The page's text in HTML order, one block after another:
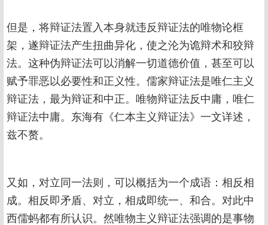
但是，将辩证法置入本身就违反辩证法的唯物论框
架，遂辩证法产生扭曲异化，使之沦为诡辩术和狡辩
法。这种伪辩证法可以消解一切道德价值，甚至可以
赋予罪恶以必要性和正义性。儒家辩证法是唯仁主义
辩证法，最为辩证和中正。唯物辩证法反中庸，唯仁
辩证法中庸。东海有《仁本主义辩证法》一文详述，
兹不赘。
又如，对立同一法则，可以概括为一个成语：相反相
成。相反即矛盾、对立，相成即统一、和合。对此中
西儒蚂都有所认识。然唯物主义辩证法强调的是事物